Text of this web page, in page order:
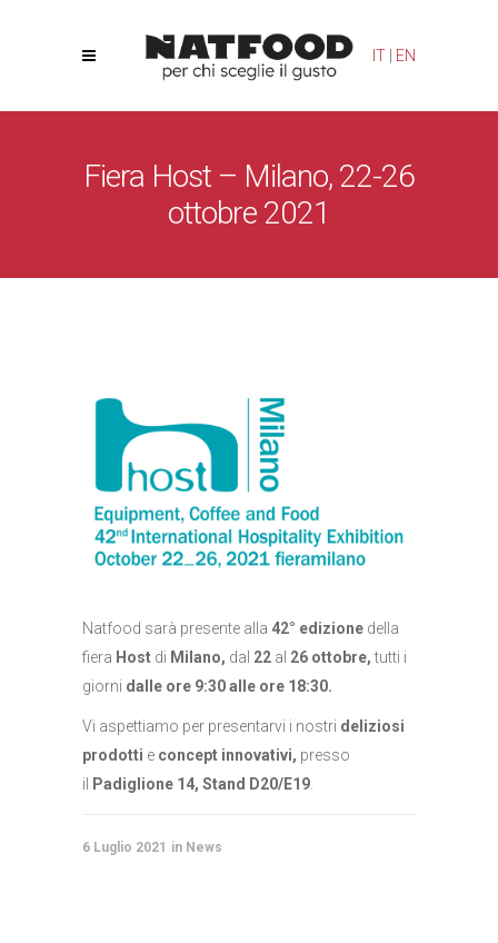
IT EN
Fiera Host – Milano, 22-26
ottobre 2021
Natfood sarà presente alla 42° edizione della
fiera Host di Milano, dal 22 al 26 ottobre,tutti i
giorni dalle ore 9:30 alle ore 18:30.
Vi aspettiamo per presentarvi i nostri deliziosi
prodotti e concept innovativi, presso
il
Padiglione 14, Stand D20/E19
6 Luglio 2021 News
Le tue preferenze relative alla privacy